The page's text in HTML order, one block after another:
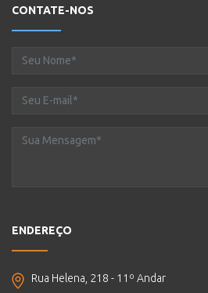
CONTATE-NOS
ENDEREÇO
Rua Helena, 218 - 11º Andar